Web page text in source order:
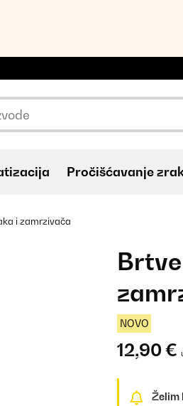
Pročišćavanje
i zamrzivača
NOVO
12,90 €
Želim